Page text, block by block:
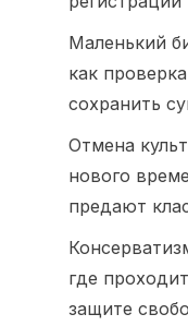
Маленький
как
сохранить
Отмена
нового
предают
где
защите